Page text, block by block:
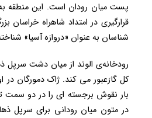
پست میان رودان است. این منطقه
قرارگیری در امتداد شاهراه خراسان
شناسان به عنوان «دروازه آسیا»
رودخانه‌ی الوند از میان دشت سرپل
بار نقوش برجسته ای را در دو سمت
در متون میان رودانی برای سرپل